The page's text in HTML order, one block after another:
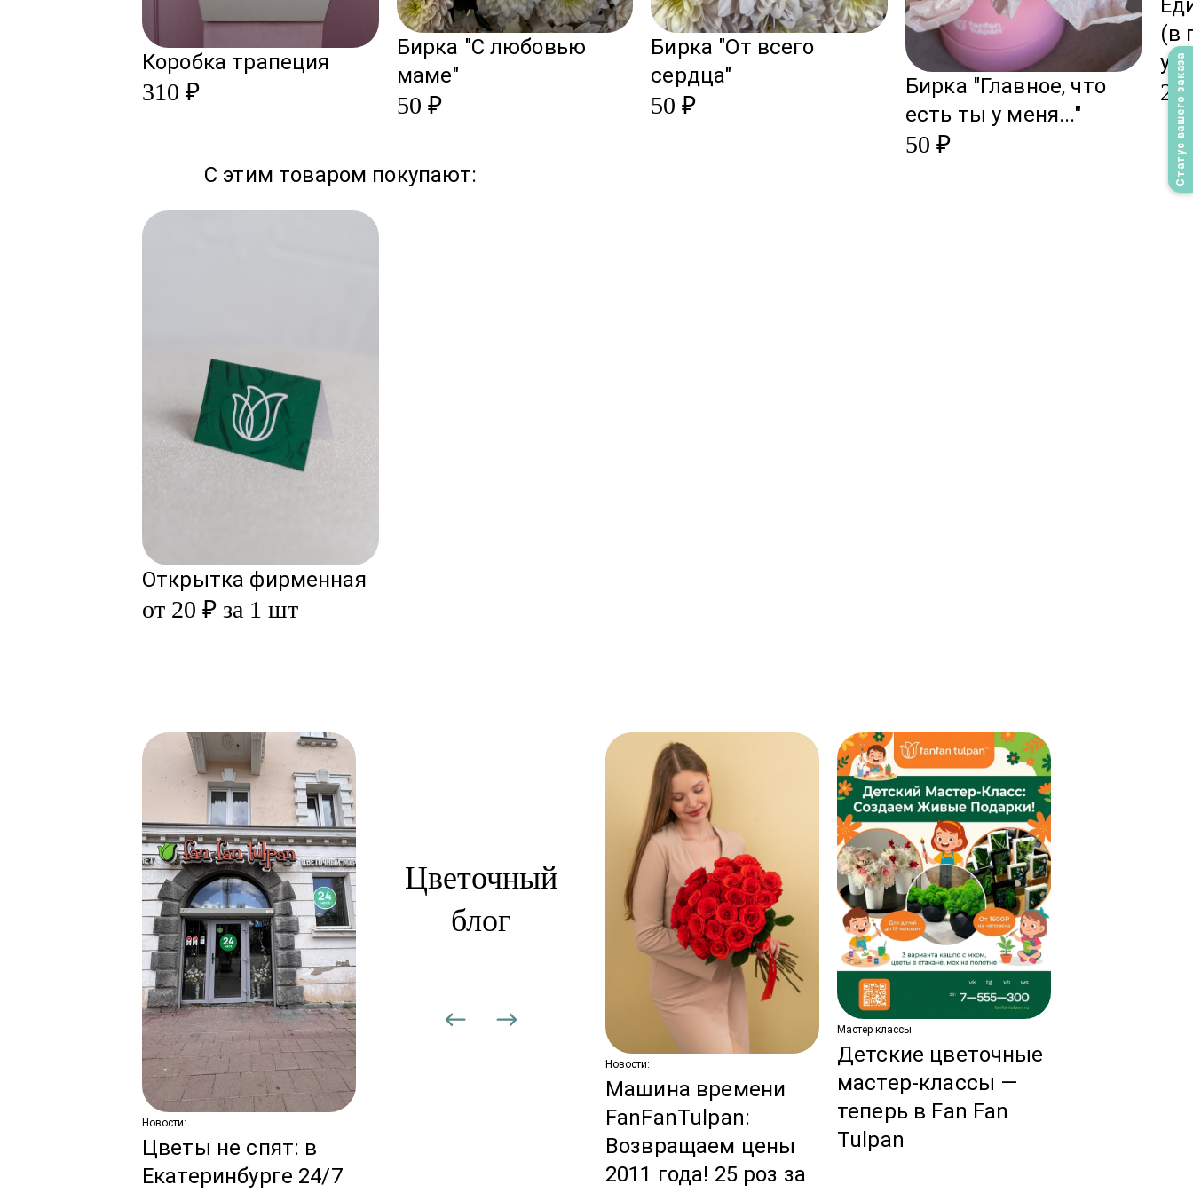
Статус вашего заказа
Коробка трапеция
310 ₽
Бирка "С любовью
маме"
50 ₽
Бирка "От всего
сердца"
50 ₽
Бирка "Главное, что
есть ты у меня..."
50 ₽
(в
2
С этим товаром покупают:
Открытка фирменная
от 20 ₽ за 1 шт
Новости:
Цветы не спят: в
Екатеринбурге 24/7
подписка: цветы,
Новости:
Машина времени
FanFanTulpan:
Возвращаем цены
2011 года! 25 роз за
Мастер классы:
Детские цветочные
мастер-классы —
теперь в Fan Fan
Tulpan
Цветочный
блог